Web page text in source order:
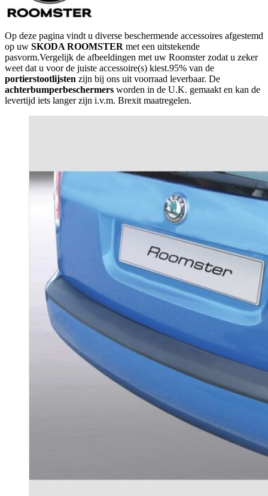
Op deze pagina vindt u diverse beschermende accessoires afgestemd
op uw SKODA ROOMSTER met een uitstekende
pasvorm.Vergelijk de afbeeldingen met uw Roomster zodat u zeker
weet dat u voor de juiste accessoire(s) kiest.95% van de
portierstootlijsten zijn bij ons uit voorraad leverbaar. De
achterbumperbeschermers worden in de U.K. gemaakt en kan de
levertijd iets langer zijn i.v.m. Brexit maatregelen.